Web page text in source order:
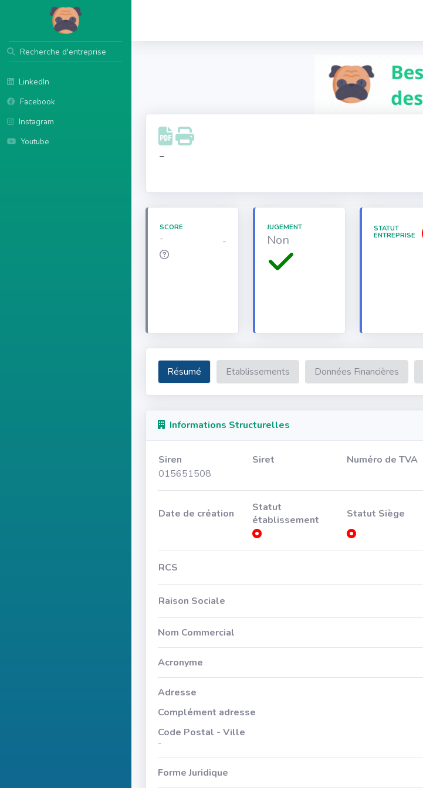
Recherche d'entreprise
LinkedIn
Facebook
Instagram
Youtube
-
SCORE
- -
JUGEMENT
Non
STATUT
ENTREPRISE
Résumé Etablissements Données Financières
Informations Structurelles
Siren Siret
Numéro de TVA
015651508
Date de création
Statut
établissement
Statut Siège
RCS
Raison Sociale
Nom Commercial
Acronyme
Adresse
Complément adresse
Code Postal - Ville
-
Forme Juridique